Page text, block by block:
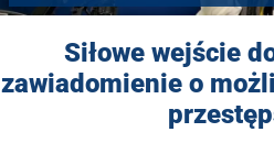
Siłowe wejście
zawiadomienie o